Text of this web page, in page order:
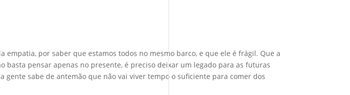
por saber que estamos todos no mesmo barco, e que ele é frágil. Que a
pensar apenas no presente, é preciso deixar um legado para as futuras
sabe de antemão que não vai viver tempo o suficiente para comer dos